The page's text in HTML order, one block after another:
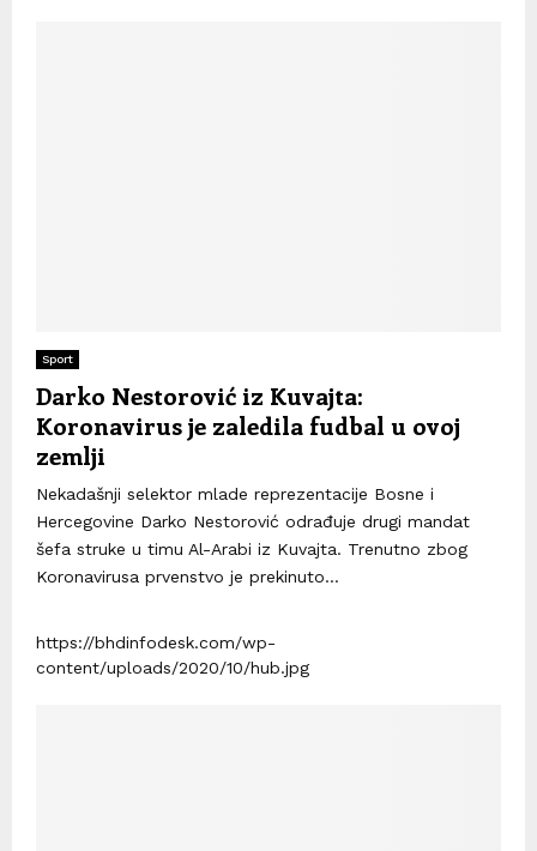
Sport
Darko Nestorović iz Kuvajta:
Koronavirus je zaledila fudbal u ovoj
zemlji
Nekadašnji selektor mlade reprezentacije Bosne i
Hercegovine Darko Nestorović odrađuje drugi mandat
šefa struke u timu Al-Arabi iz Kuvajta. Trenutno zbog
Koronavirusa prvenstvo je prekinuto...
https://bhdinfodesk.com/wp-
content/uploads/2020/10/hub.jpg